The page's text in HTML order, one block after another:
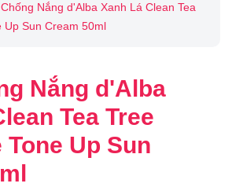
Nắng d'Alba Xanh Lá Clean Tea
Up Sun Cream 50ml
Nắng d'Alba
Tea Tree
Up Sun